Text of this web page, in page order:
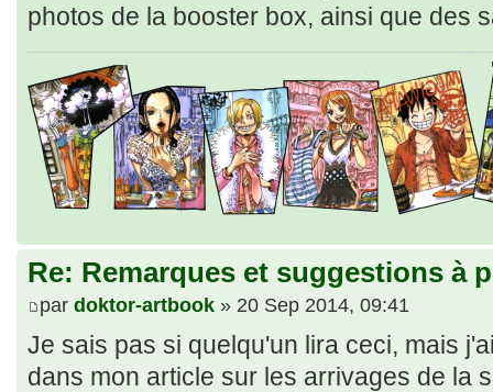
photos de la booster box, ainsi que des
Re: Remarques et suggestions à
par doktor-artbook » 20 Sep 2014, 09:41
Je sais pas si quelqu'un lira ceci, mais
dans mon article sur les arrivages de la